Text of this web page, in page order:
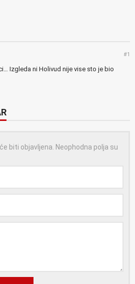
#1
Izgleda ni Holivud nije vise sto je bio
biti objavljena. Neophodna polja su